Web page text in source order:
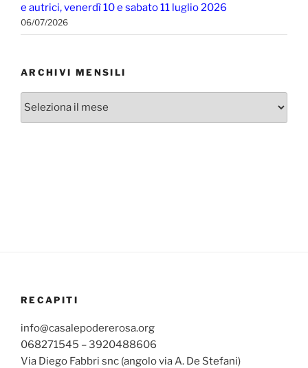
e autrici, venerdì 10 e sabato 11 luglio 2026
06/07/2026
ARCHIVI MENSILI
Archivi
RECAPITI
info@casalepodererosa.org
068271545 – 3920488606
Via Diego Fabbri snc (angolo via A. De Stefani)